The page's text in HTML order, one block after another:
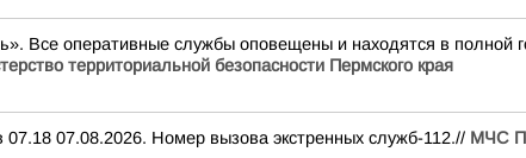
Все оперативные службы оповещены и находятся в полной
территориальной безопасности Пермского края
07.08.2026. Номер вызова экстренных служб-112.// МЧС